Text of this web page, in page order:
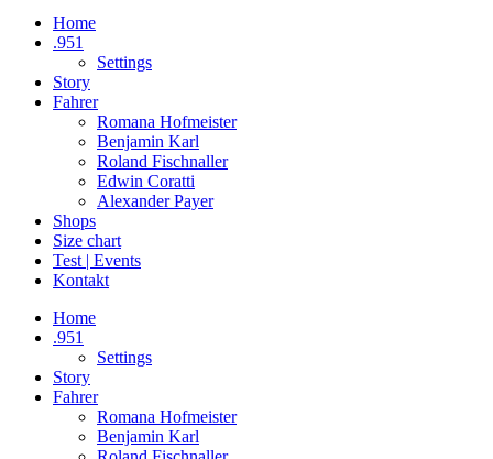
Home
.951
Settings
Story
Fahrer
Romana Hofmeister
Benjamin Karl
Roland Fischnaller
Edwin Coratti
Alexander Payer
Shops
Size chart
Test | Events
Kontakt
Facebook
page
new
Instagram
page
new
Home
.951
Settings
Story
Fahrer
Romana Hofmeister
Benjamin Karl